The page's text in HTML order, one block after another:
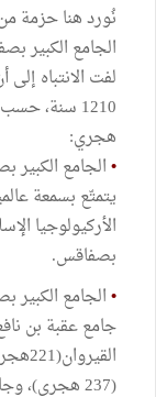
نُورد هنا
الجامع الكبير
هجري:
•الجامع الكبير
يتمتّع بسمعة
الأركيولوجيا
بصفاقس.
•الجامع الكبير
جامع عقبة بن
(237 هجري)، وجامع الزيتونة (250 هجري).